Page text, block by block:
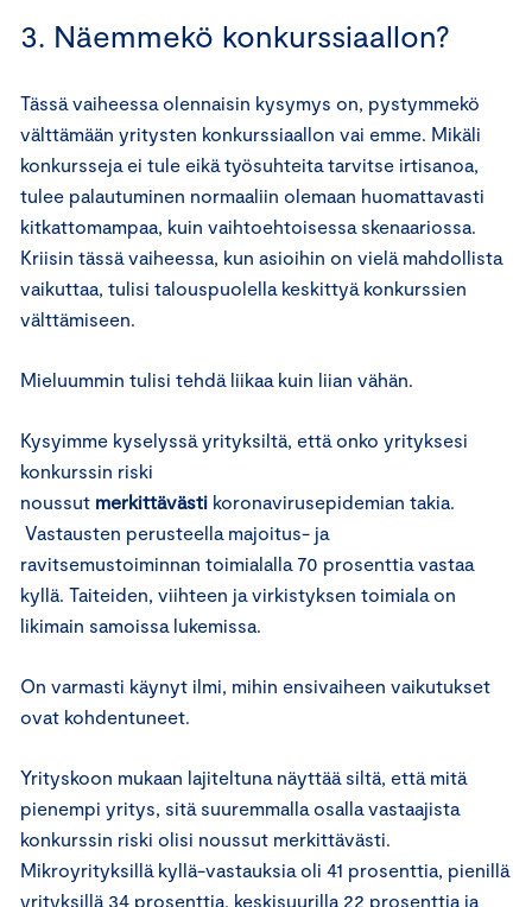
3. Näemmekö konkurssiaallon?
Tässä vaiheessa olennaisin kysymys on, pystymmekö
välttämään yritysten konkurssiaallon vai emme. Mikäli
konkursseja ei tule eikä työsuhteita tarvitse irtisanoa,
tulee palautuminen normaaliin olemaan huomattavasti
kitkattomampaa, kuin vaihtoehtoisessa skenaariossa.
Kriisin tässä vaiheessa, kun asioihin on vielä mahdollista
vaikuttaa, tulisi talouspuolella keskittyä konkurssien
välttämiseen.
Mieluummin tulisi tehdä liikaa kuin liian vähän.
Kysyimme kyselyssä yrityksiltä, että onko yrityksesi
konkurssin riski
noussut merkittävästi koronavirusepidemian takia.
Vastausten perusteella majoitus- ja
ravitsemustoiminnan toimialalla 70 prosenttia vastaa
kyllä. Taiteiden, viihteen ja virkistyksen toimiala on
likimain samoissa lukemissa.
On varmasti käynyt ilmi, mihin ensivaiheen vaikutukset
ovat kohdentuneet.
Yrityskoon mukaan lajiteltuna näyttää siltä, että mitä
pienempi yritys, sitä suuremmalla osalla vastaajista
konkurssin riski olisi noussut merkittävästi.
Mikroyrityksillä kyllä-vastauksia oli 41 prosenttia, pienillä
yrityksillä 34 prosenttia, keskisuurilla 22 prosenttia ja